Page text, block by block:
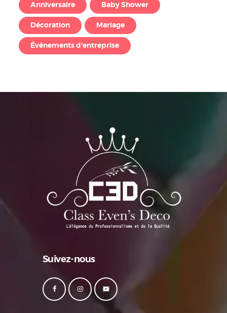
Anniversaire Baby Shower
Décoration Mariage
Événements d'entreprise
Suivez-nous